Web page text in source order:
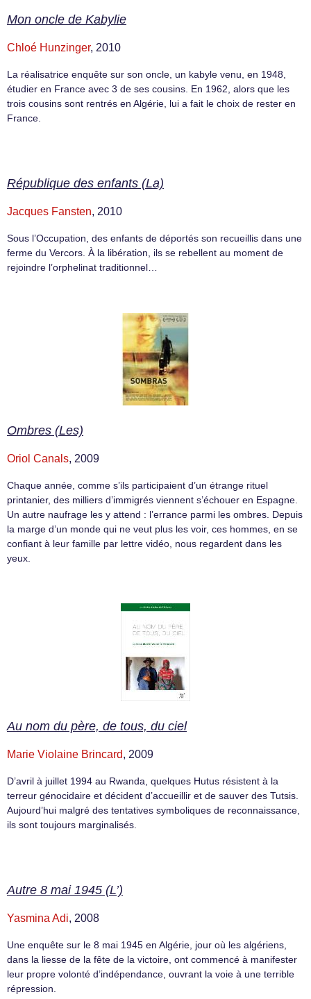
Mon oncle de Kabylie
Chloé Hunzinger, 2010
La réalisatrice enquête sur son oncle, un kabyle venu, en 1948,
étudier en France avec 3 de ses cousins. En 1962, alors que les
trois cousins sont rentrés en Algérie, lui a fait le choix de rester en
France.
République des enfants (La)
Jacques Fansten, 2010
Sous l’Occupation, des enfants de déportés son recueillis dans une
ferme du Vercors. À la libération, ils se rebellent au moment de
rejoindre l’orphelinat traditionnel…
Ombres (Les)
Oriol Canals, 2009
Chaque année, comme s’ils participaient d’un étrange rituel
printanier, des milliers d’immigrés viennent s’échouer en Espagne.
Un autre naufrage les y attend : l’errance parmi les ombres. Depuis
la marge d’un monde qui ne veut plus les voir, ces hommes, en se
confiant à leur famille par lettre vidéo, nous regardent dans les
yeux.
Au nom du père, de tous, du ciel
Marie Violaine Brincard, 2009
D’avril à juillet 1994 au Rwanda, quelques Hutus résistent à la
terreur génocidaire et décident d’accueillir et de sauver des Tutsis.
Aujourd’hui malgré des tentatives symboliques de reconnaissance,
ils sont toujours marginalisés.
Autre 8 mai 1945 (L’)
Yasmina Adi, 2008
Une enquête sur le 8 mai 1945 en Algérie, jour où les algériens,
dans la liesse de la fête de la victoire, ont commencé à manifester
leur propre volonté d’indépendance, ouvrant la voie à une terrible
répression.